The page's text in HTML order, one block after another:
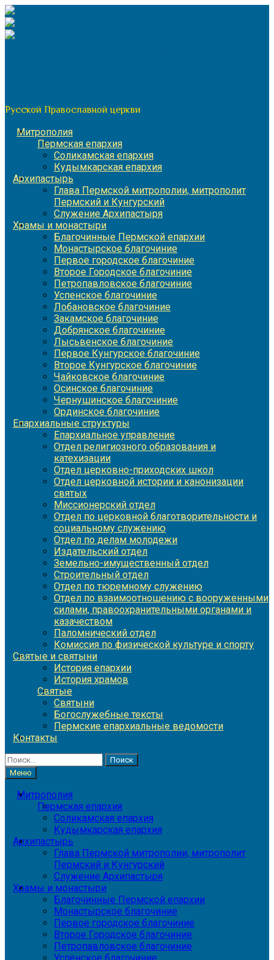
Перейти
к
содержимому
Русской Православной церкви
Митрополия
Пермская епархия
Соликамская епархия
Кудымкарская епархия
Архипастырь
Глава Пермской митрополии, митрополит
Пермский и Кунгурский
Служение Архипастыря
Храмы и монастыри
Благочинные Пермской епархии
Монастырское благочиние
Первое городское благочиние
Второе Городское благочиние
Петропавловское благочиние
Успенское благочиние
Лобановское благочиние
Закамское благочиние
Добрянское благочиние
Лысьвенское благочиние
Первое Кунгурское благочиние
Второе Кунгурское благочиние
Чайковское благочиние
Осинское благочиние
Чернушинское благочиние
Ординское благочиние
Епархиальные структуры
Епархиальное управление
Отдел религиозного образования и
катехизации
Отдел церковно-приходских школ
Отдел церковной истории и канонизации
святых
Миссионерский отдел
Отдел по церковной благотворительности и
социальному служению
Отдел по делам молодежи
Издательский отдел
Земельно-имущественный отдел
Строительный отдел
Отдел по тюремному служению
Отдел по взаимоотношению с вооруженными
силами, правоохранительными органами и
казачеством
Паломнический отдел
Комиссия по физической культуре и спорту
Святые и святыни
История епархии
История храмов
Святые
Святыни
Богослужебные тексты
Пермские епархиальные ведомости
Контакты
Найти:
Меню
Митрополия
Пермская епархия
Соликамская епархия
Кудымкарская епархия
Архипастырь
Глава Пермской митрополии, митрополит
Пермский и Кунгурский
Служение Архипастыря
Храмы и монастыри
Благочинные Пермской епархии
Монастырское благочиние
Первое городское благочиние
Второе Городское благочиние
Петропавловское благочиние